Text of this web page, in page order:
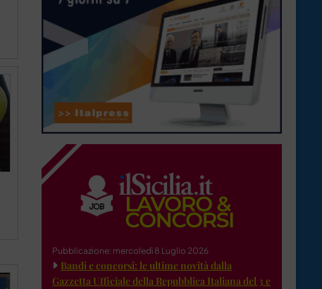
Pubblicazione: mercoledì 8 Luglio 2026
Bandi e concorsi: le ultime novità dalla
Gazzetta Ufficiale della Repubblica Italiana del 3 e